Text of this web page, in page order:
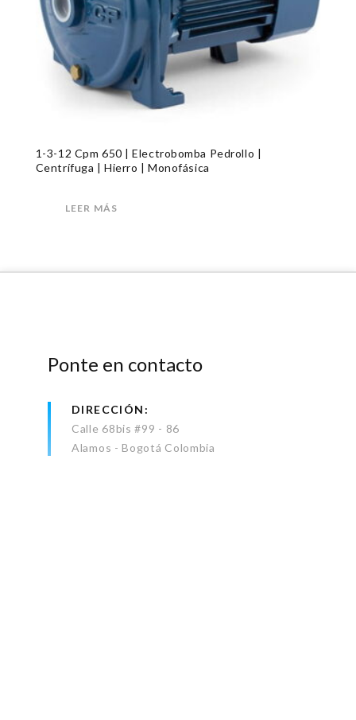
1-3-12 Cpm 650 | Electrobomba Pedrollo |
Centrífuga | Hierro | Monofásica
LEER MÁS
Ponte en contacto
DIRECCIÓN
Calle 68bis #99 - 86
Alamos - Bogotá Colombia